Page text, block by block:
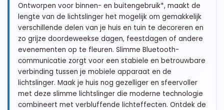
Ontworpen voor binnen- en buitengebruik*, maakt de
lengte van de lichtslinger het mogelijk om gemakkelijk
verschillende delen van je huis en tuin te decoreren en
zo grijze doordeweekse dagen, feestdagen of andere
evenementen op te fleuren. Slimme Bluetooth-
communicatie zorgt voor een stabiele en betrouwbare
verbinding tussen je mobiele apparaat en de
lichtslinger. Maak je huis nog gezelliger en sfeervoller
met deze slimme lichtslinger die moderne technologie
combineert met verbluffende lichteffecten. Ontdek de